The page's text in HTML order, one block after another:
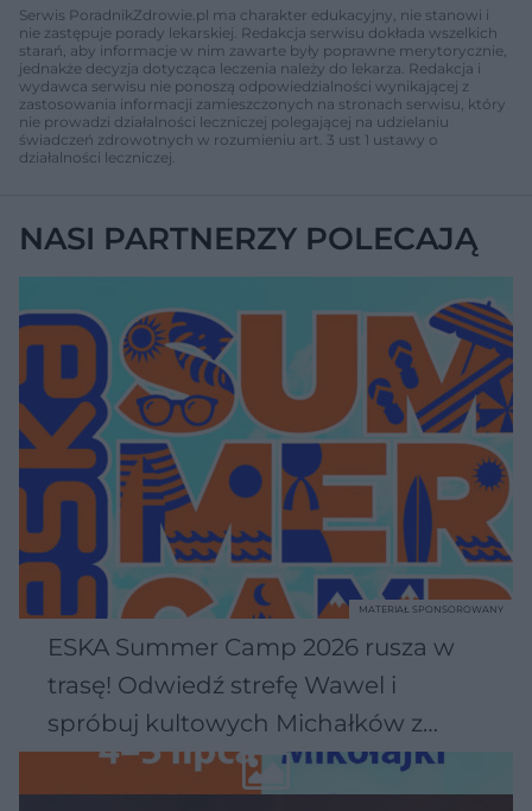
Serwis PoradnikZdrowie.pl ma charakter edukacyjny, nie stanowi i
nie zastępuje porady lekarskiej. Redakcja serwisu dokłada wszelkich
starań, aby informacje w nim zawarte były poprawne merytorycznie,
jednakże decyzja dotycząca leczenia należy do lekarza. Redakcja i
wydawca serwisu nie ponoszą odpowiedzialności wynikającej z
zastosowania informacji zamieszczonych na stronach serwisu, który
nie prowadzi działalności leczniczej polegającej na udzielaniu
świadczeń zdrowotnych w rozumieniu art. 3 ust 1 ustawy o
działalności leczniczej.
NASI PARTNERZY POLECAJĄ
ESKA Summer Camp 2026 rusza w
trasę! Odwiedź strefę Wawel i
spróbuj kultowych Michałków z
Wawelu
MATERIAŁ SPONSOROWANY